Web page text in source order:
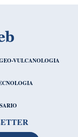
VULCANOLOGIA